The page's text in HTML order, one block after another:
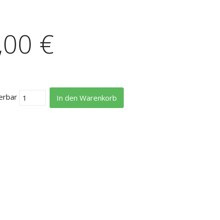
€
In den Warenkorb